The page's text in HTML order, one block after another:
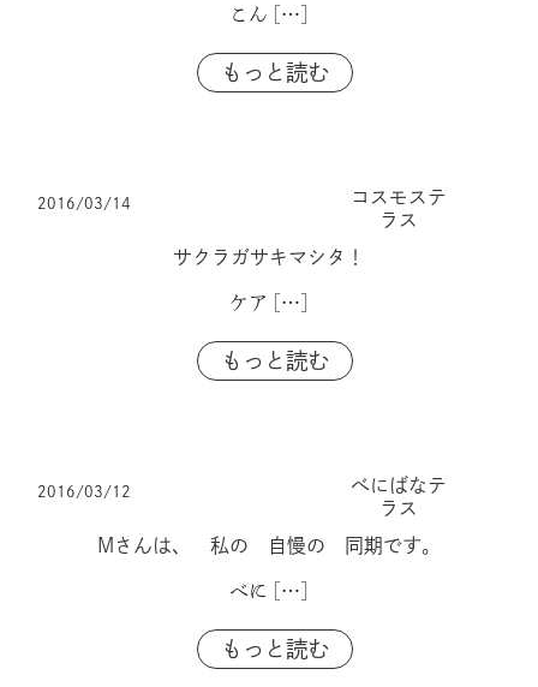
こん […]
もっと読む
2016/03/14
コスモステ
ラス
サクラガサキマシタ！
ケア […]
もっと読む
2016/03/12
べにばなテ
ラス
Mさんは、 私の 自慢の 同期です。
べに […]
もっと読む